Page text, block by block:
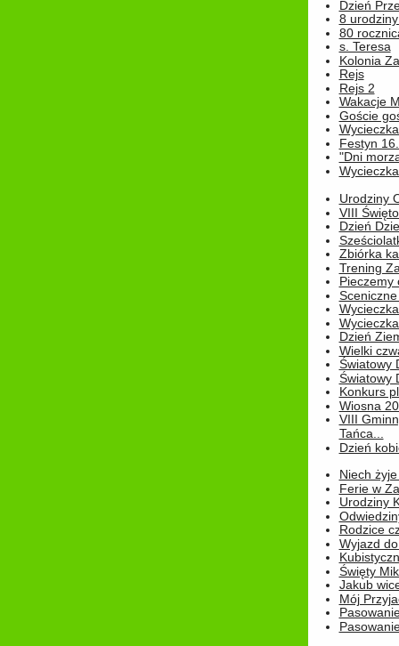
Dzień
8
80
s. Teresa
Kolonia
Rejs
Rejs 2
Wakacje
Goście
Festyn
"Dni
Urodziny
VIII
Dzień
Zbiórka
Trening
Pieczemy
Dzień
Wielki
Światowy
Światowy
Konkurs
Wiosna
VIII
Tańca...
Dzień
Niech
Ferie w
Urodziny
Rodzice
Wyjazd
Święty
Jakub
Mój